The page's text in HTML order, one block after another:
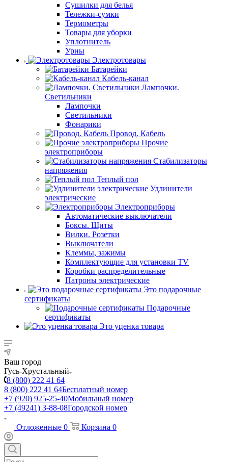
Сушилки для белья
Тележки-сумки
Термометры
Товары для уборки
Уплотнитель
Урны
Электротовары
Батарейки
Кабель-канал
Лампочки.
Светильники
Лампочки
Светильники
Фонарики
Провод. Кабель
Прочие
электроприборы
Стабилизаторы
напряжения
Теплый пол
Удлинители
электрические
Электроприборы
Автоматические выключатели
Боксы. Щиты
Вилки. Розетки
Выключатели
Клеммы, зажимы
Комплектующие для установки TV
Коробки распределительные
Патроны электрические
Это подарочные
сертификаты
Подарочные
сертификаты
Это уценка товара
Ваш город
Гусь-Хрустальный
8 (800) 222 41 64
8 (800) 222 41 64Бесплатный номер
+7 (920) 925-25-40Мобильный номер
+7 (49241) 3-88-08Городской номер
Отложенные 0 Корзина 0